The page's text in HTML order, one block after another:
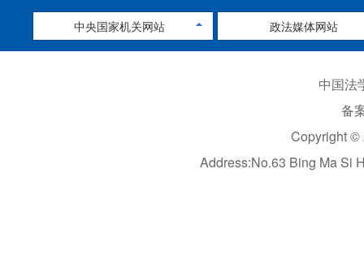
中央国家机关网站 政法媒体网站
中国法
备
Copyright ©
Address:No.63 Bing Ma Si